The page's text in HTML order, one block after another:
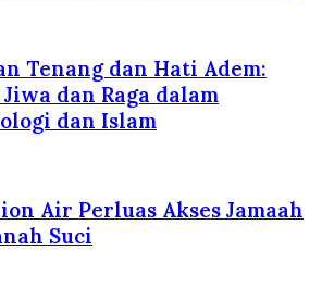
Tenang dan Hati Adem:
dan Raga dalam
dan Islam
Air Perluas Akses Jamaah
Suci